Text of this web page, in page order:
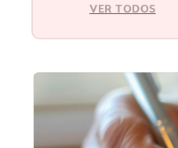
VER TODOS